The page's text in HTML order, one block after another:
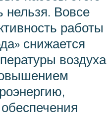
нельзя. Вовсе
работы
снижается
воздуха